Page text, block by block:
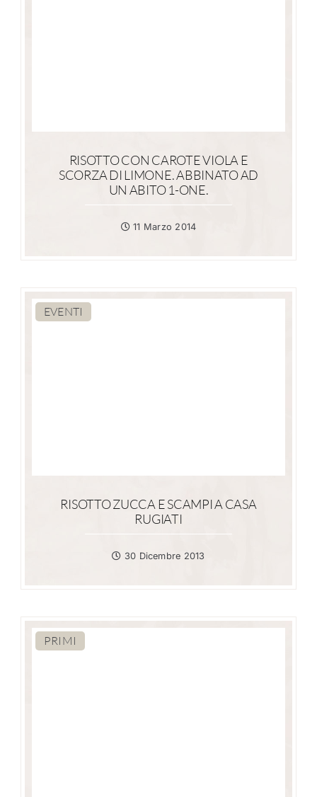
RISOTTO CON CAROTE VIOLA E
SCORZA DI LIMONE. ABBINATO AD
UN ABITO 1-ONE.
11 Marzo 2014
EVENTI
RISOTTO ZUCCA E SCAMPI A CASA
RUGIATI
30 Dicembre 2013
PRIMI